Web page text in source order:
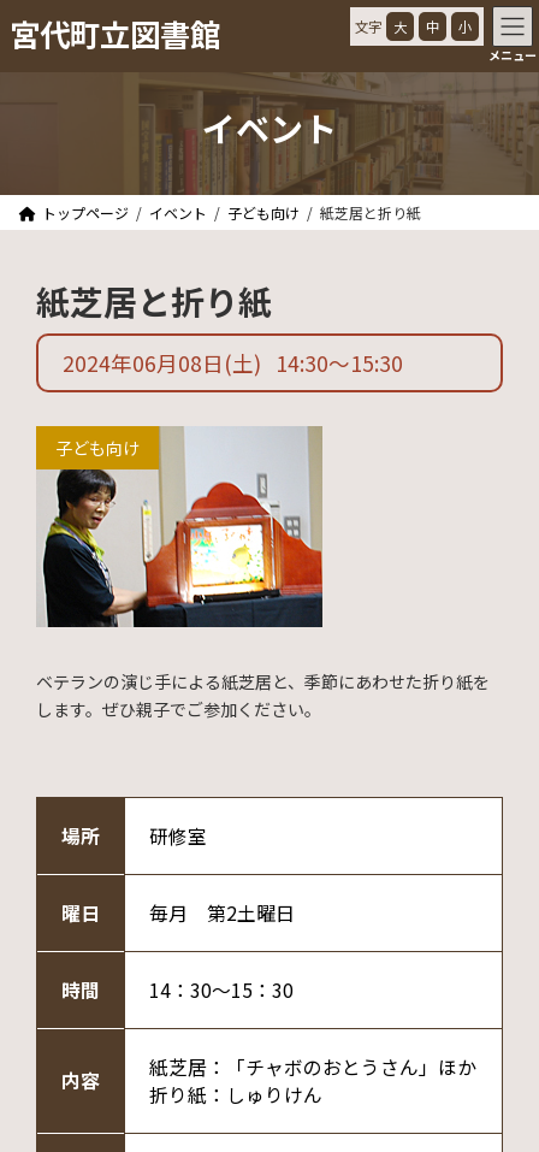
ン
プ
ビ
動
宮代町立図書館 文字 大 中 小
メニュー
イベント
トップページ イベント 子ども向け 紙芝居と折り紙
紙芝居と折り紙
2024年06月08日 (土) 14:30〜15:30
子ども向け
ベテランの演じ手による紙芝居と、季節にあわせた折り紙を
します。ぜひ親子でご参加ください。
場所 研修室
曜日 毎月 第2土曜日
時間 14：30～15：30
内容
紙芝居：「チャボのおとうさん」ほか
折り紙：しゅりけん